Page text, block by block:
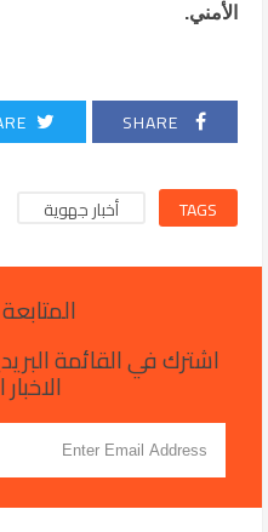
الأمني.
SHARE
TAGS أخبار جهوية
اشترك في القائمة